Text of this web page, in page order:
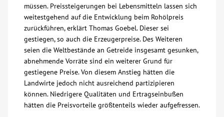
müssen. Preissteigerungen bei Lebensmitteln lassen sich
weitestgehend auf die Entwicklung beim Rohölpreis
zurückführen, erklärt Thomas Goebel. Dieser sei
gestiegen, so auch die Erzeugerpreise. Des Weiteren
seien die Weltbestände an Getreide insgesamt gesunken,
abnehmende Vorräte sind ein weiterer Grund für
gestiegene Preise. Von diesem Anstieg hätten die
Landwirte jedoch nicht ausreichend partizipieren
können. Niedrigere Qualitäten und Ertragseinbußen
hätten die Preisvorteile größtenteils wieder aufgefressen.